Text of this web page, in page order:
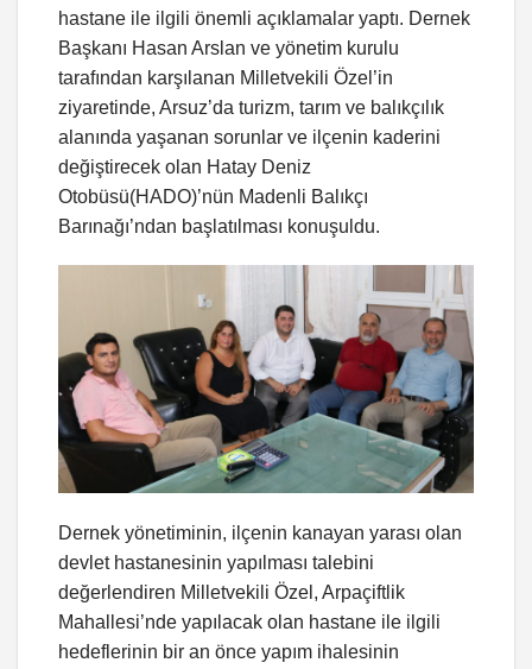
hastane ile ilgili önemli açıklamalar yaptı. Dernek
Başkanı Hasan Arslan ve yönetim kurulu
tarafından karşılanan Milletvekili Özel’in
ziyaretinde, Arsuz’da turizm, tarım ve balıkçılık
alanında yaşanan sorunlar ve ilçenin kaderini
değiştirecek olan Hatay Deniz
Otobüsü(HADO)’nün Madenli Balıkçı
Barınağı’ndan başlatılması konuşuldu.
Dernek yönetiminin, ilçenin kanayan yarası olan
devlet hastanesinin yapılması talebini
değerlendiren Milletvekili Özel, Arpaçiftlik
Mahallesi’nde yapılacak olan hastane ile ilgili
hedeflerinin bir an önce yapım ihalesinin